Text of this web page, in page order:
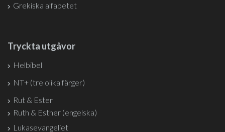
Grekiska alfabetet
Tryckta utgåvor
Helbibel
NT+ (tre olika färger)
Rut & Ester
Ruth & Esther (engelska)
Lukasevangeliet